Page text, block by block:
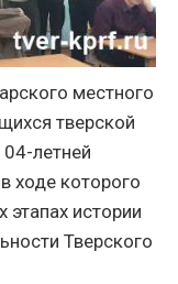
местного
тверской
летней
ходе которого
истории
Тверского